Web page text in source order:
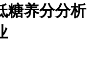
糖养分分析